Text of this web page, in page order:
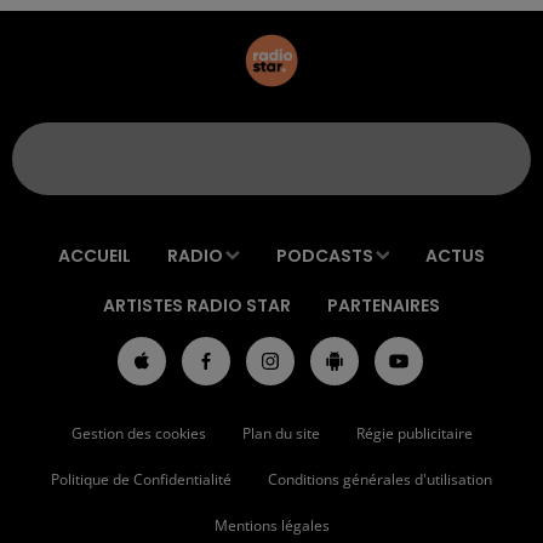
ACCUEIL RADIO PODCASTS ACTUS
ARTISTES RADIO STAR PARTENAIRES
Gestion des cookies Plan du site Régie publicitaire
Politique de Confidentialité Conditions générales d'utilisation
Mentions légales